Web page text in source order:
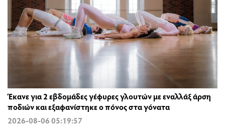
Έκανε για 2 εβδομάδες γέφυρες γλουτών με εναλλάξ άρση
ποδιών και εξαφανίστηκε ο πόνος στα γόνατα
2026-08-06 05:19:57